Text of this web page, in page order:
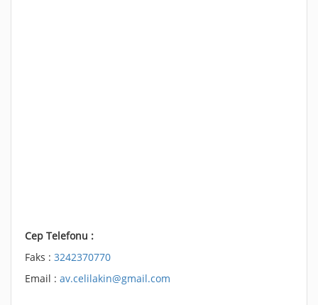
Cep Telefonu :
Faks : 3242370770
Email : av.celilakin@gmail.com